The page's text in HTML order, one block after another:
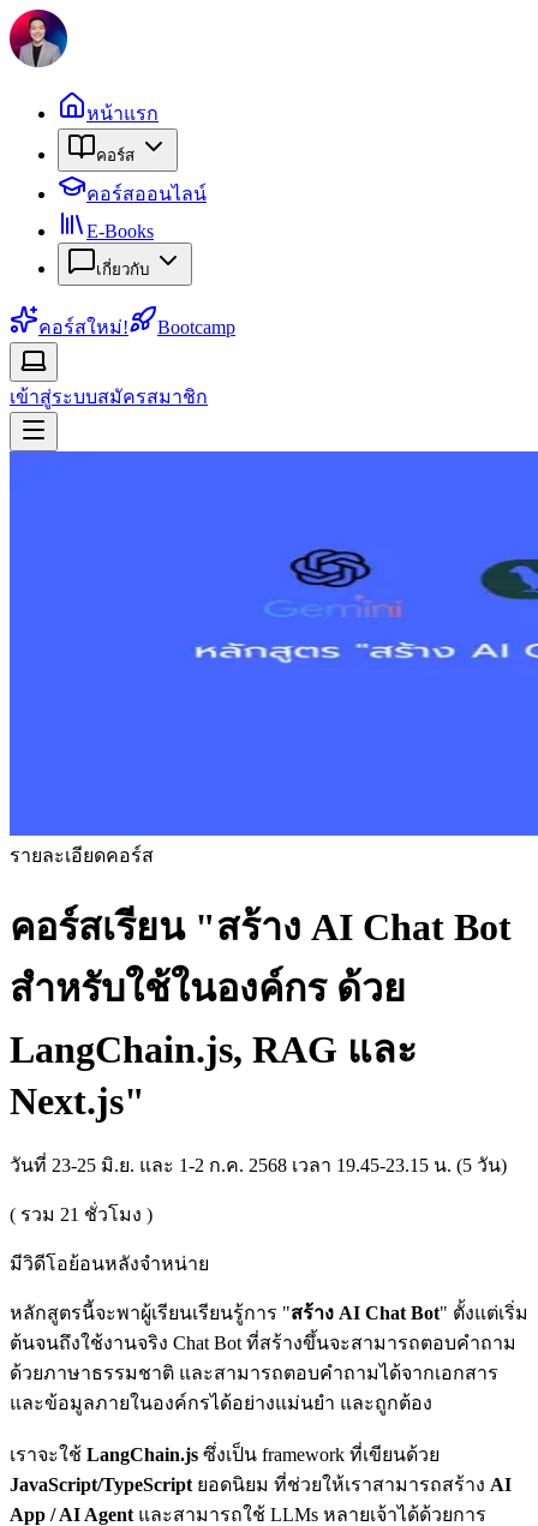
หน้าแรก
คอร์ส
คอร์สออนไลน์
E-Books
เกี่ยวกับ
คอร์สใหม่! Bootcamp
เข้าสู่ระบบสมัครสมาชิก
รายละเอียดคอร์ส
คอร์สเรียน "สร้าง AI Chat Bot
สำหรับใช้ในองค์กร ด้วย
LangChain.js, RAG และ
Next.js"
วันที่ 23-25 มิ.ย. และ 1-2 ก.ค. 2568 เวลา 19.45-23.15 น. (5 วัน)
( รวม 21 ชั่วโมง )
มีวิดีโอย้อนหลังจำหน่าย
หลักสูตรนี้จะพาผู้เรียนเรียนรู้การ "สร้าง AI Chat Bot" ตั้งแต่เริ่ม
ต้นจนถึงใช้งานจริง Chat Bot ที่สร้างขึ้นจะสามารถตอบคำถาม
ด้วยภาษาธรรมชาติ และสามารถตอบคำถามได้จากเอกสาร
และข้อมูลภายในองค์กรได้อย่างแม่นยำ และถูกต้อง
เราจะใช้ LangChain.js ซึ่งเป็น framework ที่เขียนด้วย
JavaScript/TypeScript ยอดนิยม ที่ช่วยให้เราสามารถสร้าง AI
App / AI Agent และสามารถใช้ LLMs หลายเจ้าได้ด้วยการ